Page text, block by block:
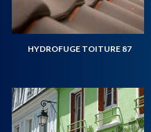
HYDROFUGE TOITURE 87